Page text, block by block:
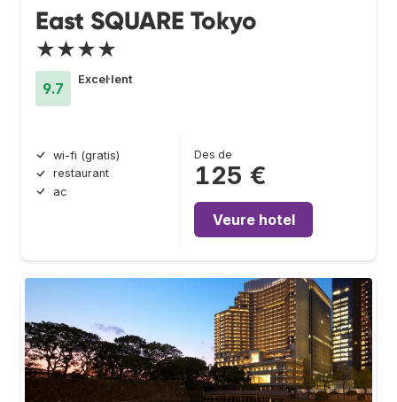
East SQUARE Tokyo
★★★★
9.7
Excel·lent
wi-fi (gratis)
restaurant
ac
Des de
125 €
Veure hotel